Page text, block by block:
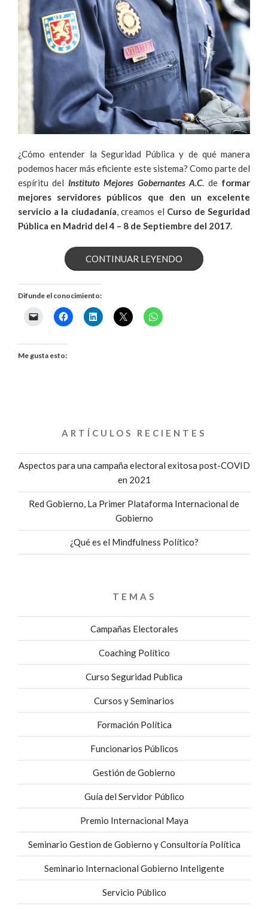
¿Cómo entender la Seguridad Pública y de qué manera
podemos hacer más eficiente este sistema? Como parte del
espíritu del Instituto Mejores Gobernantes A.C. de formar
mejores servidores públicos que den un excelente
servicio a la ciudadanía, creamos el Curso de Seguridad
Pública en Madrid del 4 – 8 de Septiembre del 2017.
CONTINUAR LEYENDO«APRENDE
Difunde el conocimiento:
Me gusta esto:
ARTÍCULOS RECIENTES
Aspectos para una campaña electoral exitosa post-COVID
en 2021
Red Gobierno, La Primer Plataforma Internacional de
Gobierno
¿Qué es el Mindfulness Político?
TEMAS
Campañas Electorales
Coaching Político
Curso Seguridad Publica
Cursos y Seminarios
Formación Política
Funcionarios Públicos
Gestión de Gobierno
Guía del Servidor Público
Premio Internacional Maya
Seminario Gestion de Gobierno y Consultoría Política
Seminario Internacional Gobierno Inteligente
Servicio Público